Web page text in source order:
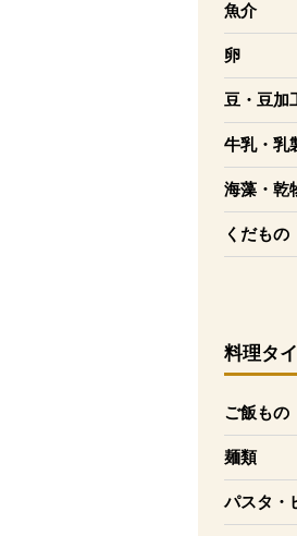
魚介
を開く
卵
を開く
豆・豆加
を開く
牛乳・乳
を開く
海藻・乾
を開く
くだもの
を開く
料理タ
ご飯もの
を開く
麺類
を開く
パスタ・
を開く